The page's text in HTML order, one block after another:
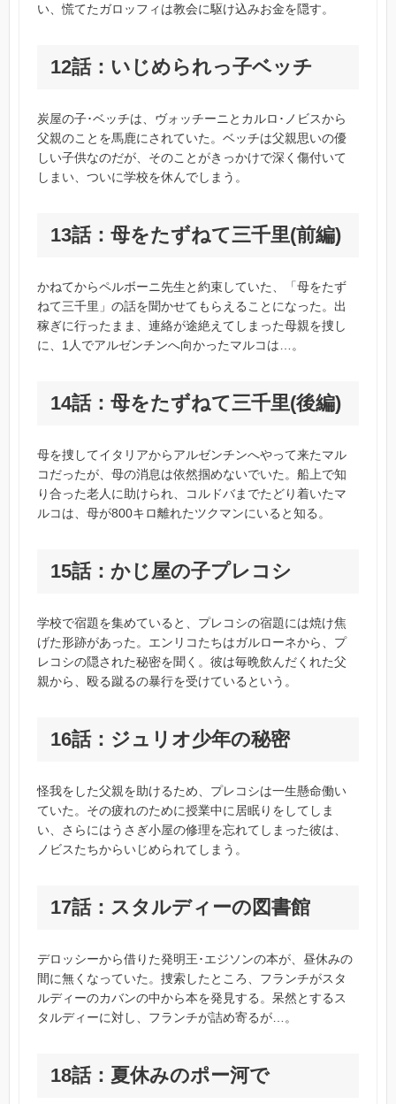
い、慌てたガロッフィは教会に駆け込みお金を隠す。
12話：いじめられっ子ベッチ
炭屋の子･ベッチは、ヴォッチーニとカルロ･ノビスから
父親のことを馬鹿にされていた。ベッチは父親思いの優
しい子供なのだが、そのことがきっかけで深く傷付いて
しまい、ついに学校を休んでしまう。
13話：母をたずねて三千里(前編)
かねてからペルボーニ先生と約束していた、「母をたず
ねて三千里」の話を聞かせてもらえることになった。出
稼ぎに行ったまま、連絡が途絶えてしまった母親を捜し
に、1人でアルゼンチンへ向かったマルコは…。
14話：母をたずねて三千里(後編)
母を捜してイタリアからアルゼンチンへやって来たマル
コだったが、母の消息は依然掴めないでいた。船上で知
り合った老人に助けられ、コルドバまでたどり着いたマ
ルコは、母が800キロ離れたツクマンにいると知る。
15話：かじ屋の子プレコシ
学校で宿題を集めていると、プレコシの宿題には焼け焦
げた形跡があった。エンリコたちはガルローネから、プ
レコシの隠された秘密を聞く。彼は毎晩飲んだくれた父
親から、殴る蹴るの暴行を受けているという。
16話：ジュリオ少年の秘密
怪我をした父親を助けるため、プレコシは一生懸命働い
ていた。その疲れのために授業中に居眠りをしてしま
い、さらにはうさぎ小屋の修理を忘れてしまった彼は、
ノビスたちからいじめられてしまう。
17話：スタルディーの図書館
デロッシーから借りた発明王･エジソンの本が、昼休みの
間に無くなっていた。捜索したところ、フランチがスタ
ルディーのカバンの中から本を発見する。呆然とするス
タルディーに対し、フランチが詰め寄るが…。
18話：夏休みのポー河で